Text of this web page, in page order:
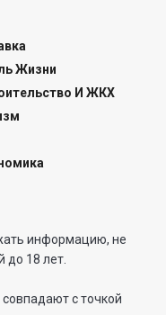
Жизни
И ЖКХ
информацию, не
до 18 лет.
с точкой